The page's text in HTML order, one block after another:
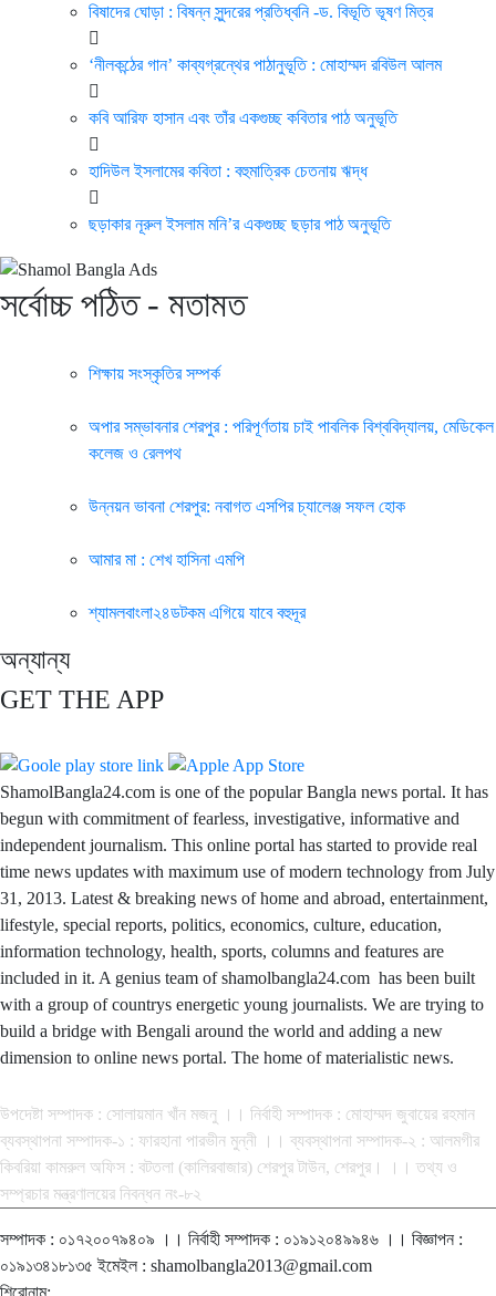
বিষাদের ঘোড়া : বিষন্ন সুন্দরের প্রতিধ্বনি -ড. বিভূতি ভূষণ মিত্র
‘নীলকন্ঠের গান’ কাব্যগ্রন্থের পাঠানুভূতি : মোহাম্মদ রবিউল আলম
কবি আরিফ হাসান এবং তাঁর একগুচ্ছ কবিতার পাঠ অনুভূতি
হাদিউল ইসলামের কবিতা : বহুমাত্রিক চেতনায় ঋদ্ধ
ছড়াকার নূরুল ইসলাম মনি’র একগুচ্ছ ছড়ার পাঠ অনুভূতি
সর্বোচ্চ পঠিত - মতামত
শিক্ষায় সংস্কৃতির সম্পর্ক
অপার সম্ভাবনার শেরপুর : পরিপূর্ণতায় চাই পাবলিক বিশ্ববিদ্যালয়, মেডিকেল
কলেজ ও রেলপথ
উন্নয়ন ভাবনা শেরপুর: নবাগত এসপির চ্যালেঞ্জ সফল হোক
আমার মা : শেখ হাসিনা এমপি
শ্যামলবাংলা২৪ডটকম এগিয়ে যাবে বহুদূর
অন্যান্য
GET THE APP
ShamolBangla24.com is one of the popular Bangla news portal. It has
begun with commitment of fearless, investigative, informative and
independent journalism. This online portal has started to provide real
time news updates with maximum use of modern technology from July
31, 2013. Latest & breaking news of home and abroad, entertainment,
lifestyle, special reports, politics, economics, culture, education,
information technology, health, sports, columns and features are
included in it. A genius team of shamolbangla24.com has been built
with a group of countrys energetic young journalists. We are trying to
build a bridge with Bengali around the world and adding a new
dimension to online news portal. The home of materialistic news.
উপদেষ্টা সম্পাদক : সোলায়মান খাঁন মজনু ।। নির্বাহী সম্পাদক : মোহাম্মদ জুবায়ের রহমান
ব্যবস্থাপনা সম্পাদক-১ : ফারহানা পারভীন মুন্নী ।। ব্যবস্থাপনা সম্পাদক-২ : আলমগীর
কিবরিয়া কামরুল অফিস : বটতলা (কালিরবাজার) শেরপুর টাউন, শেরপুর। ।। তথ্য ও
সম্প্রচার মন্ত্রণালয়ের নিবন্ধন নং-৮২
সম্পাদক : ০১৭২০০৭৯৪০৯ ।। নির্বাহী সম্পাদক : ০১৯১২০৪৯৯৪৬ ।। বিজ্ঞাপন :
০১৯১৩৪১৮১৩৫ ইমেইল : shamolbangla2013@gmail.com
শিরোনাম: